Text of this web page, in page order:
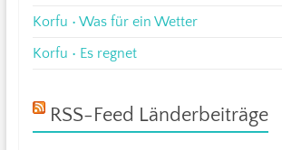
Korfu • Was für ein Wetter
Korfu • Es regnet
RSS-Feed Länderbeiträge